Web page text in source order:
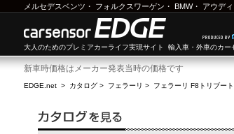
メルセデスベンツ ・ フォルクスワーゲン ・ BMW・ アウディ
大人のためのプレミアカーライフ実現サイト 輸入車・外車のカー
新車時価格はメーカー発表当時の価格です
EDGE.net > カタログ > フェラーリ > フェラーリ F8トリブート